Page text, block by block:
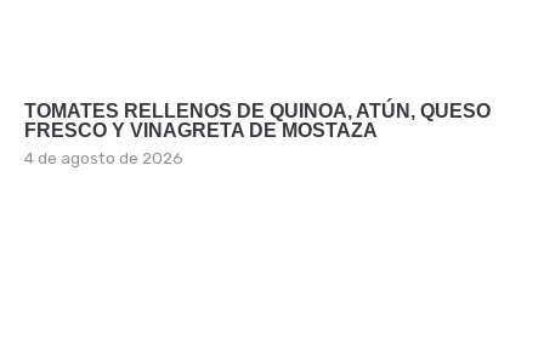
TOMATES RELLENOS DE QUINOA, ATÚN, QUESO
FRESCO Y VINAGRETA DE MOSTAZA
4 de agosto de 2026